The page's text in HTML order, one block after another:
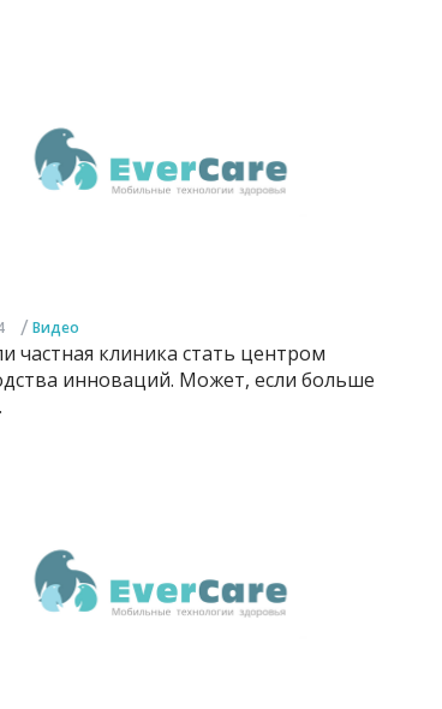
/ Видео
частная клиника стать центром
инноваций. Может, если больше